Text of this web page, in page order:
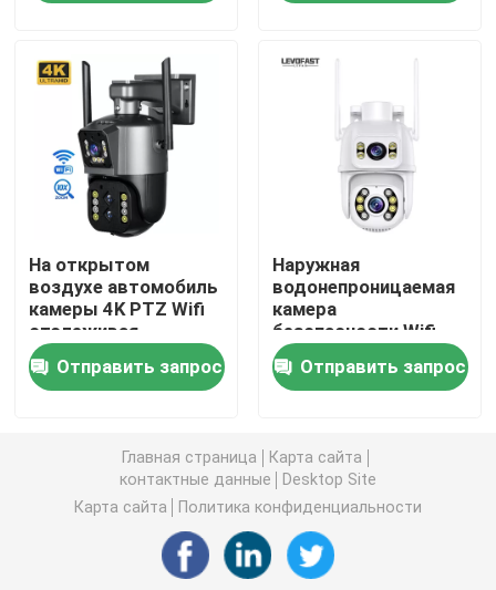
Камера слежения электрической лампочки Wifi
Крытые домашние камеры слежения
На открытом воздухе водоустойчивая камера
солнечная камера 4G
Солнечная камера Wifi
Умная беспроводная камера Wifi
Камера PTZ на открытом воздухе
На открытом
воздухе автомобиль
камеры 4K PTZ Wifi
отслеживая
домашнюю
безопасную
аварийную систему
Отправить запрос
Наружная
водонепроницаемая
камера
безопасности Wifi
беспроводная PIR
детектор движения
камера
Отправить запрос
Главная страница
Карта сайта
контактные данные
Desktop Site
Карта сайта
Политика конфиденциальности